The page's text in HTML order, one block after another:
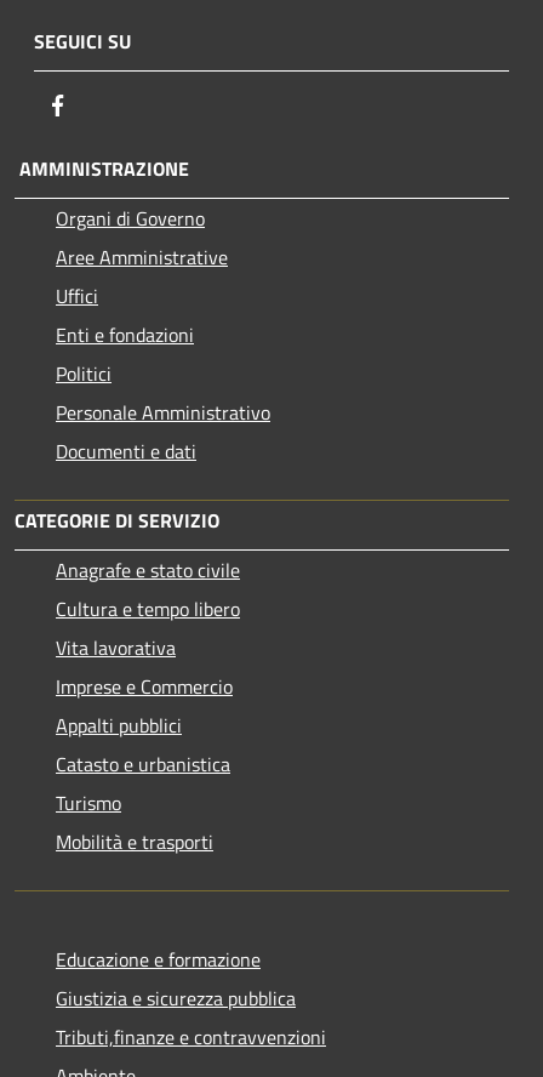
SEGUICI SU
AMMINISTRAZIONE
Organi di Governo
Aree Amministrative
Uffici
Enti e fondazioni
Politici
Personale Amministrativo
Documenti e dati
CATEGORIE DI SERVIZIO
Anagrafe e stato civile
Cultura e tempo libero
Vita lavorativa
Imprese e Commercio
Appalti pubblici
Catasto e urbanistica
Turismo
Mobilità e trasporti
Educazione e formazione
Giustizia e sicurezza pubblica
Tributi,finanze e contravvenzioni